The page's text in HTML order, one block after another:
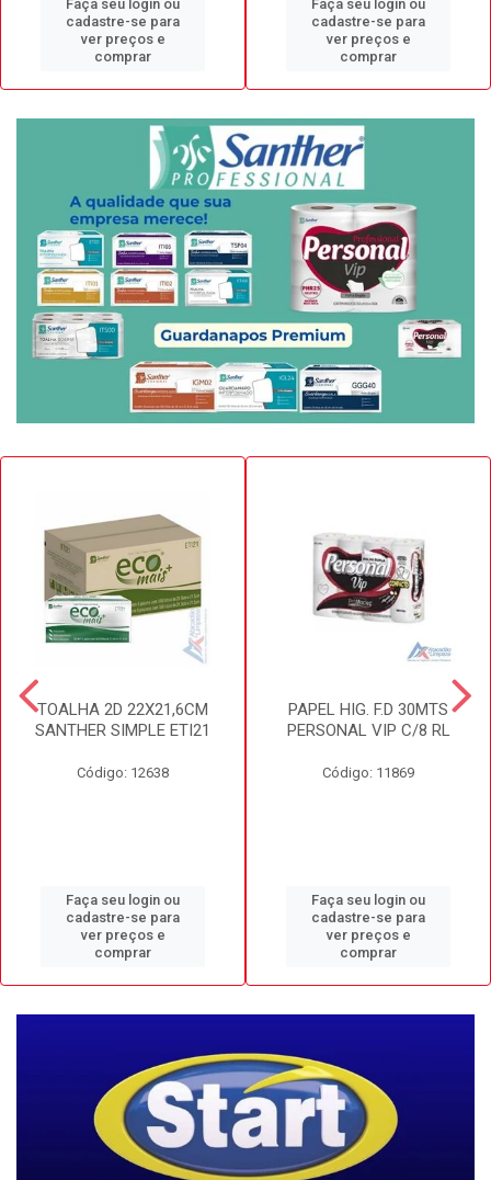
Faça seu login ou
cadastre-se para
ver preços e
comprar
Faça seu login ou
cadastre-se para
ver preços e
comprar
TOALHA 2D 22X21,6CM
SANTHER SIMPLE ETI21
Código: 12638
Faça seu login ou
cadastre-se para
ver preços e
comprar
PAPEL HIG. F.D 30MTS
PERSONAL VIP C/8 RL
Código: 11869
Faça seu login ou
cadastre-se para
ver preços e
comprar